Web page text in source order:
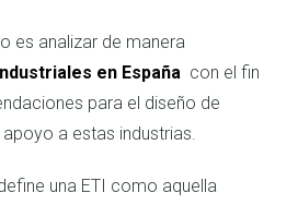
es analizar de manera
en España con el fin
para el diseño de
a estas industrias.
una ETI como aquella